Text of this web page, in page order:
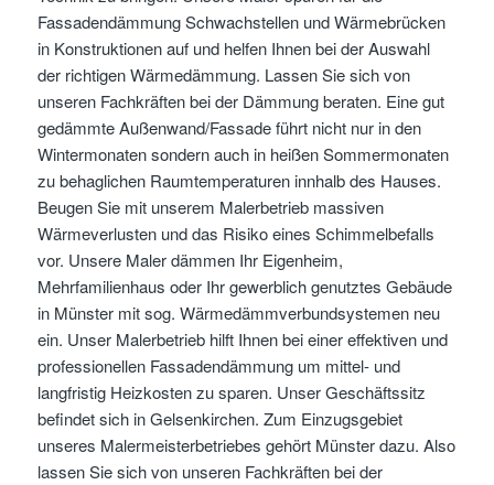
Fassadendämmung Schwachstellen und Wärmebrücken
in Konstruktionen auf und helfen Ihnen bei der Auswahl
der richtigen Wärmedämmung. Lassen Sie sich von
unseren Fachkräften bei der Dämmung beraten. Eine gut
gedämmte Außenwand/Fassade führt nicht nur in den
Wintermonaten sondern auch in heißen Sommermonaten
zu behaglichen Raumtemperaturen innhalb des Hauses.
Beugen Sie mit unserem Malerbetrieb massiven
Wärmeverlusten und das Risiko eines Schimmelbefalls
vor. Unsere Maler dämmen Ihr Eigenheim,
Mehrfamilienhaus oder Ihr gewerblich genutztes Gebäude
in Münster mit sog. Wärmedämmverbundsystemen neu
ein. Unser Malerbetrieb hilft Ihnen bei einer effektiven und
professionellen Fassadendämmung um mittel- und
langfristig Heizkosten zu sparen. Unser Geschäftssitz
befindet sich in Gelsenkirchen. Zum Einzugsgebiet
unseres Malermeisterbetriebes gehört Münster dazu. Also
lassen Sie sich von unseren Fachkräften bei der